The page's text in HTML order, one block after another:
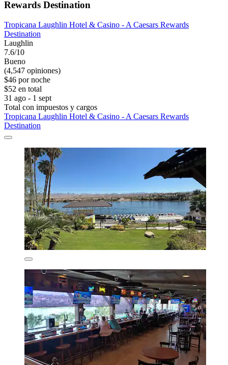
Rewards Destination
Tropicana Laughlin Hotel & Casino - A Caesars Rewards
Destination
Laughlin
7.6/10
Bueno
(4,547 opiniones)
$46 por noche
$52 en total
31 ago - 1 sept
Total con impuestos y cargos
Tropicana Laughlin Hotel & Casino - A Caesars Rewards
Destination